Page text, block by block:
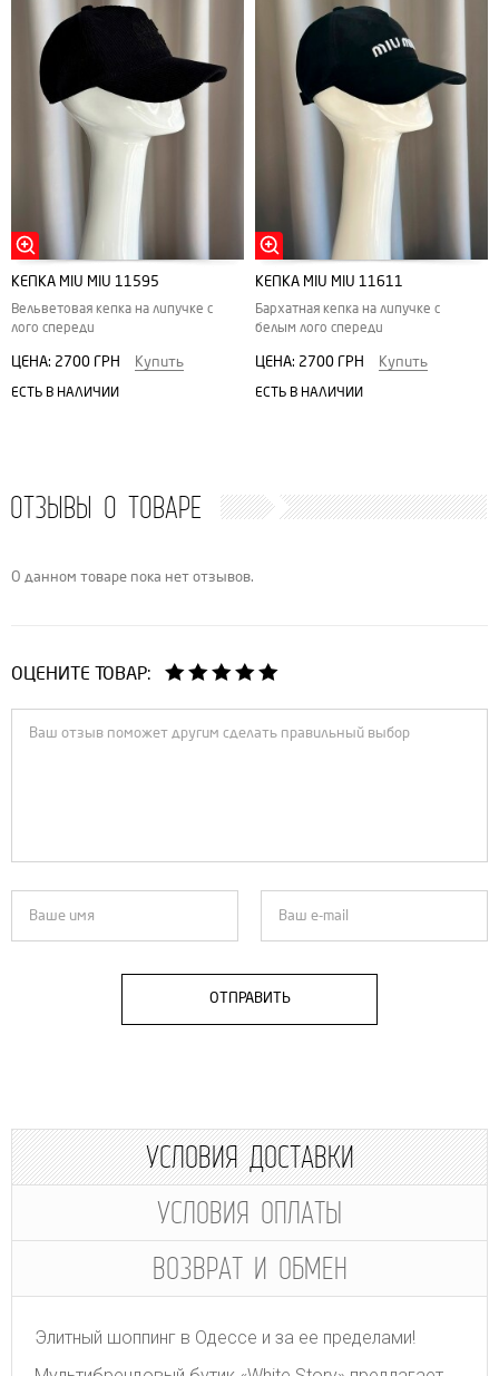
КЕПКА MIU MIU 11595
Вельветовая кепка на липучке с
лого спереди
ЦЕНА: 2700 ГРН Купить
ЕСТЬ В НАЛИЧИИ
КЕПКА MIU MIU 11611
Бархатная кепка на липучке с
белым лого спереди
ЦЕНА: 2700 ГРН Купить
ЕСТЬ В НАЛИЧИИ
ОТЗЫВЫ О ТОВАРЕ
О данном товаре пока нет отзывов.
ОЦЕНИТЕ ТОВАР:
ОТПРАВИТЬ
УСЛОВИЯ ДОСТАВКИ
УСЛОВИЯ ОПЛАТЫ
ВОЗВРАТ И ОБМЕН
Элитный шоппинг в Одессе и за ее пределами!